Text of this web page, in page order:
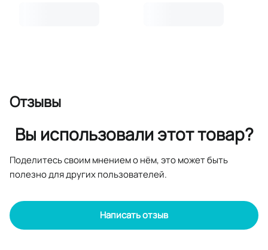
Отзывы
Вы использовали этот товар?
Поделитесь своим мнением о нём, это может быть
полезно для других пользователей.
Написать отзыв